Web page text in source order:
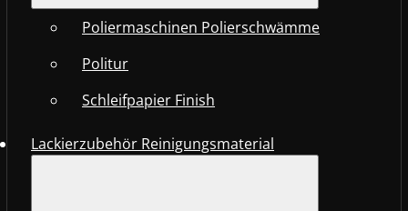
Poliermaschinen Polierschwämme
Politur
Schleifpapier Finish
Lackierzubehör Reinigungsmaterial